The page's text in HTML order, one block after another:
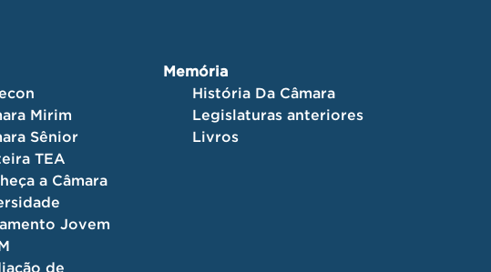
Mirim
Sênior
TEA
a Câmara
Jovem
de
Memória
História Da Câmara
Legislaturas anteriores
Livros